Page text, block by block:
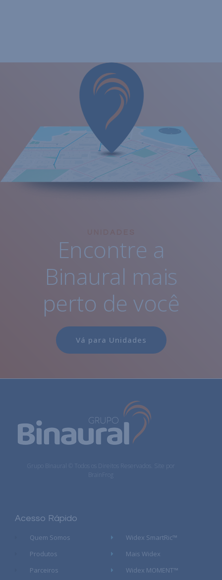
Encontre a
Binaural mais
perto de você
Vá para Unidades
Grupo Binaural © Todos os Direitos Reservados. Site por
BrainFrog
Acesso Rápido
Quem Somos
Produtos
Parceiros
Widex SmartRic™
Mais Widex
Widex MOMENT™